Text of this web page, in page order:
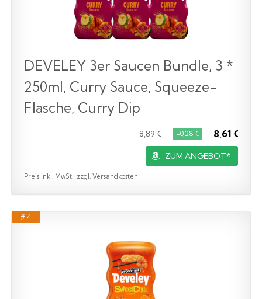
DEVELEY 3er Saucen Bundle, 3 *
250ml, Curry Sauce, Squeeze-
Flasche, Curry Dip
8,89 € −0,28 € 8,61 €
ZUM ANGEBOT*
Preis inkl. MwSt., zzgl. Versandkosten
# 4